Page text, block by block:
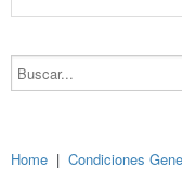
Buscar...
Home | Condiciones